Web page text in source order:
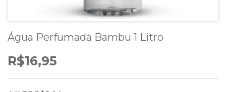
Água Perfumada Bambu 1 Litro
R$16,95